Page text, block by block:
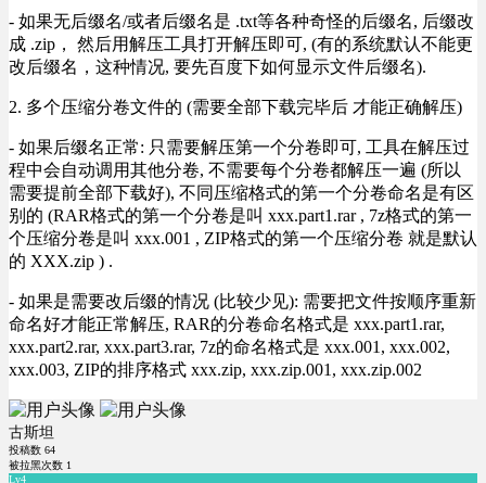
- 如果无后缀名/或者后缀名是 .txt等各种奇怪的后缀名, 后缀改
成 .zip， 然后用解压工具打开解压即可, (有的系统默认不能更
改后缀名，这种情况, 要先百度下如何显示文件后缀名).
2. 多个压缩分卷文件的 (需要全部下载完毕后 才能正确解压)
- 如果后缀名正常: 只需要解压第一个分卷即可, 工具在解压过
程中会自动调用其他分卷, 不需要每个分卷都解压一遍 (所以
需要提前全部下载好), 不同压缩格式的第一个分卷命名是有区
别的 (RAR格式的第一个分卷是叫 xxx.part1.rar , 7z格式的第一
个压缩分卷是叫 xxx.001 , ZIP格式的第一个压缩分卷 就是默认
的 XXX.zip ) .
- 如果是需要改后缀的情况 (比较少见): 需要把文件按顺序重新
命名好才能正常解压, RAR的分卷命名格式是 xxx.part1.rar,
xxx.part2.rar, xxx.part3.rar, 7z的命名格式是 xxx.001, xxx.002,
xxx.003, ZIP的排序格式 xxx.zip, xxx.zip.001, xxx.zip.002
古斯坦
投稿数 64
被拉黑次数 1
Lv4